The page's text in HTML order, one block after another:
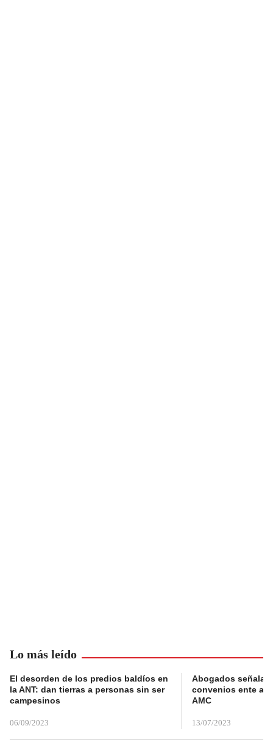
Lo más leído
El desorden de los predios baldíos en
la ANT: dan tierras a personas sin ser
campesinos
06/09/2023
Abogados
convenios ente
AMC
13/07/2023